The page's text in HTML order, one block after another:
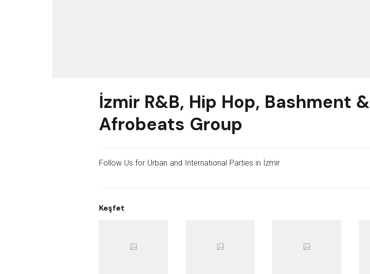
İzmir R&B, Hip Hop, Bashment &
Afrobeats Group
Follow Us for Urban and International Parties in İzmir
Keşfet